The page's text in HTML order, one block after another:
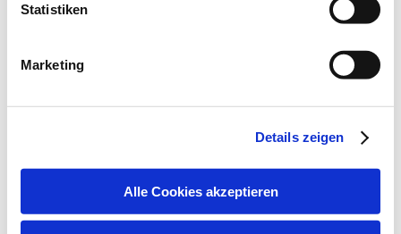
Statistiken
Marketing
Details zeigen
Alle Cookies akzeptieren